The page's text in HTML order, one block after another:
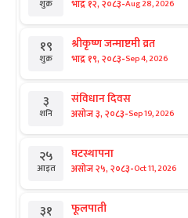
शुक्र भाद्र १२, २०८३-Aug 28, 2026
१९
शुक्र
श्रीकृष्ण जन्माष्टमी व्रत
भाद्र १९, २०८३-Sep 4, 2026
३
शनि
संविधान दिवस
असोज ३, २०८३-Sep 19, 2026
२५
आइत
घटस्थापना
असोज २५, २०८३-Oct 11, 2026
३१ फूलपाती